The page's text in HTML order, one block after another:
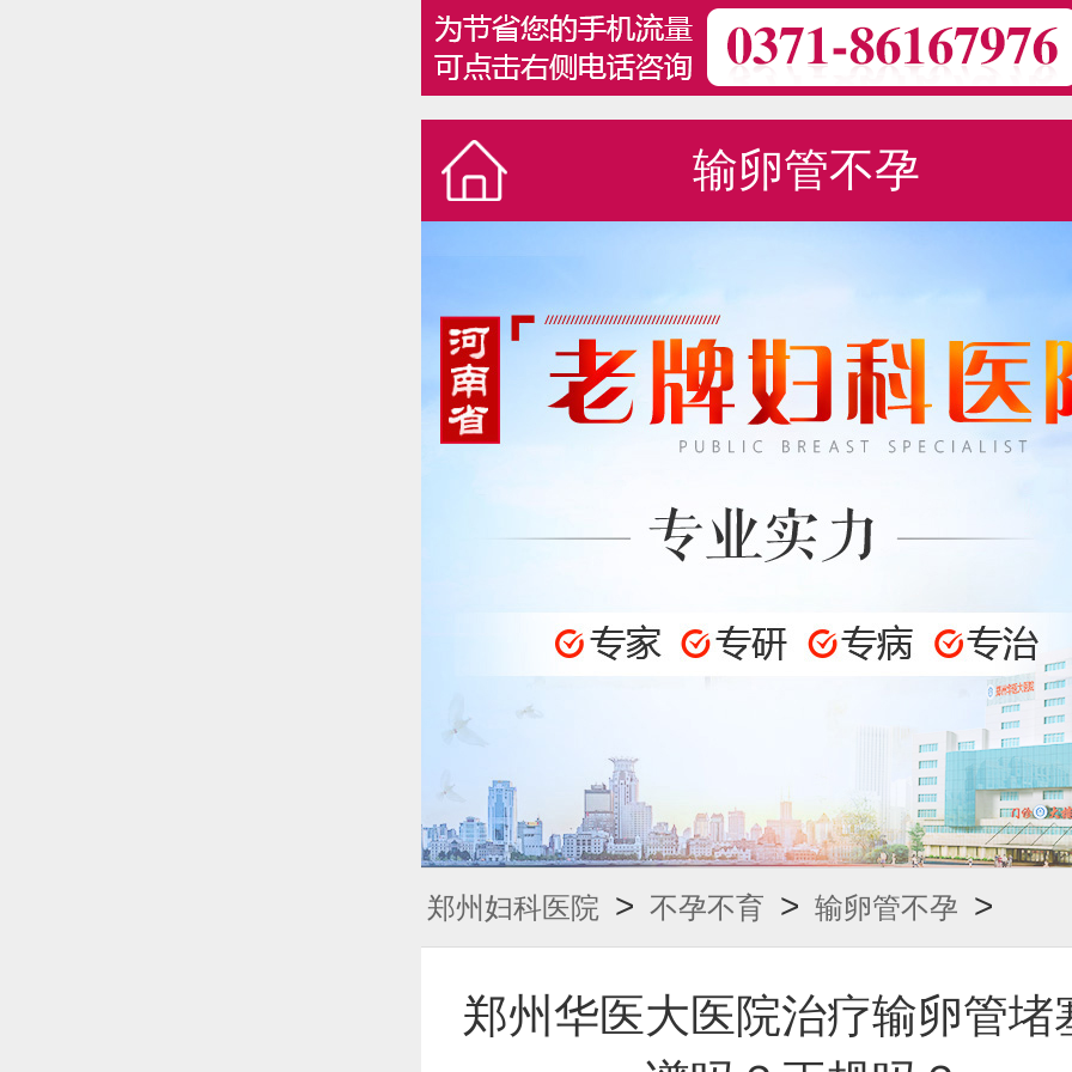
输卵管不孕
郑州妇科医院 > 不孕不育 > 输卵管不孕 >
郑州华医大医院治疗输卵管堵